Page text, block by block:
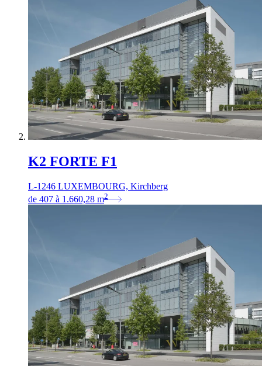
K2 FORTE F1
L-1246 LUXEMBOURG, Kirchberg
de 407 à 1.660,28 m2